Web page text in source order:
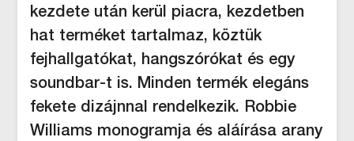
kezdete után kerül piacra, kezdetben
hat terméket tartalmaz, köztük
fejhallgatókat, hangszórókat és egy
soundbar-t is. Minden termék elegáns
fekete dizájnnal rendelkezik. Robbie
Williams monogramja és aláírása arany